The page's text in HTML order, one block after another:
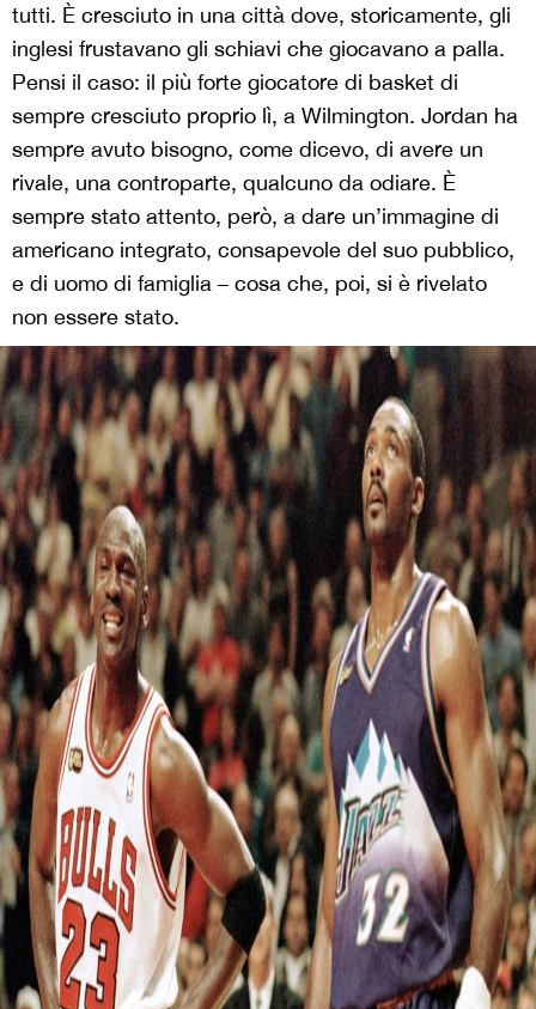
tutti. È cresciuto in una città dove, storicamente, gli
inglesi frustavano gli schiavi che giocavano a palla.
Pensi il caso: il più forte giocatore di basket di
sempre cresciuto proprio lì, a Wilmington. Jordan ha
sempre avuto bisogno, come dicevo, di avere un
rivale, una controparte, qualcuno da odiare. È
sempre stato attento, però, a dare un’immagine di
americano integrato, consapevole del suo pubblico,
e di uomo di famiglia – cosa che, poi, si è rivelato
non essere stato.